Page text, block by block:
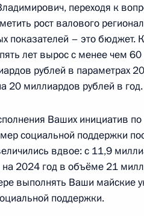
по итогам
Форума будущих
года, 20:00
губернатором Мурманской
Республики Крым
переходя к
рост валового
показателей – это бюджет.
лет вырос с менее чем
рублей в параметрах
20 миллиардов рублей в год.
Ваших инициатив
социальной поддержки
вдвое: с 11,9
на 2024 год в объёме 21
выполнять Ваши майские
поддержки.